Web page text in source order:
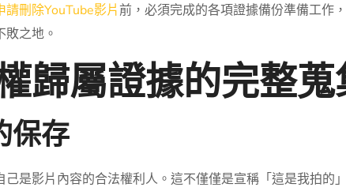
請刪除YouTube影片前，必須完成的各項證據備份準備工作
之地。
歸屬證據的完整
保存
己是影片內容的合法權利人。這不僅僅是宣稱「這是我拍